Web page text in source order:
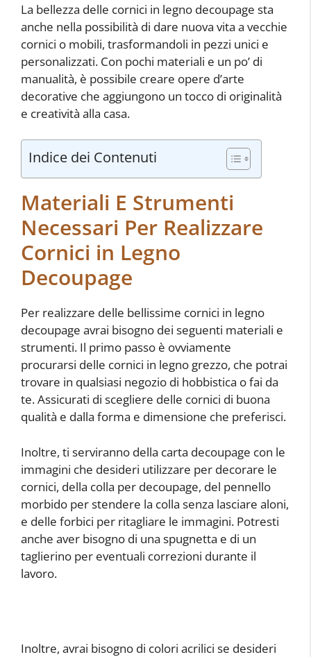
La bellezza delle cornici in legno decoupage sta
anche nella possibilità di dare nuova vita a vecchie
cornici o mobili, trasformandoli in pezzi unici e
personalizzati. Con pochi materiali e un po’ di
manualità, è possibile creare opere d’arte
decorative che aggiungono un tocco di originalità
e creatività alla casa.
Indice dei Contenuti
Materiali E Strumenti
Necessari Per Realizzare
Cornici in Legno
Decoupage
Per realizzare delle bellissime cornici in legno
decoupage avrai bisogno dei seguenti materiali e
strumenti. Il primo passo è ovviamente
procurarsi delle cornici in legno grezzo, che potrai
trovare in qualsiasi negozio di hobbistica o fai da
te. Assicurati di scegliere delle cornici di buona
qualità e dalla forma e dimensione che preferisci.
Inoltre, ti serviranno della carta decoupage con le
immagini che desideri utilizzare per decorare le
cornici, della colla per decoupage, del pennello
morbido per stendere la colla senza lasciare aloni,
e delle forbici per ritagliare le immagini. Potresti
anche aver bisogno di una spugnetta e di un
taglierino per eventuali correzioni durante il
lavoro.
Inoltre, avrai bisogno di colori acrilici se desideri